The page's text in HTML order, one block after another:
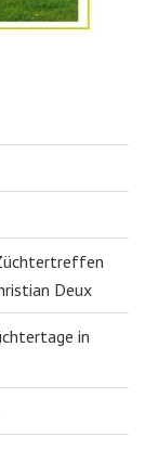
Deux
in